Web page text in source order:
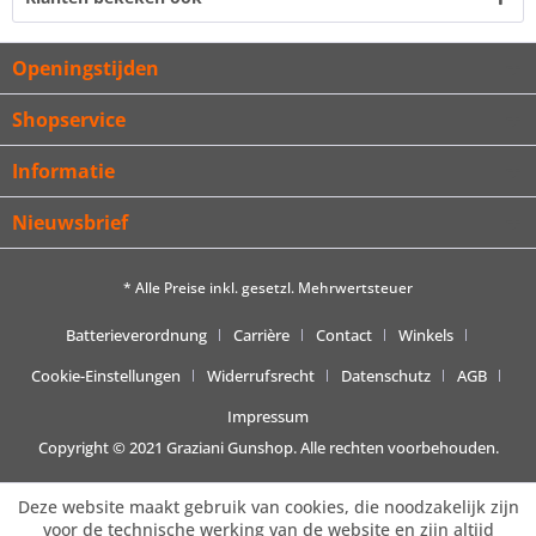
Openingstijden
Shopservice
Informatie
Nieuwsbrief
* Alle Preise inkl. gesetzl. Mehrwertsteuer
Batterieverordnung Carrière Contact
Winkels
Cookie-Einstellungen
Widerrufsrecht Datenschutz
AGB
Impressum
Copyright © 2021 Graziani Gunshop. Alle rechten voorbehouden.
Deze website maakt gebruik van cookies, die noodzakelijk zijn
voor de technische werking van de website en zijn altijd